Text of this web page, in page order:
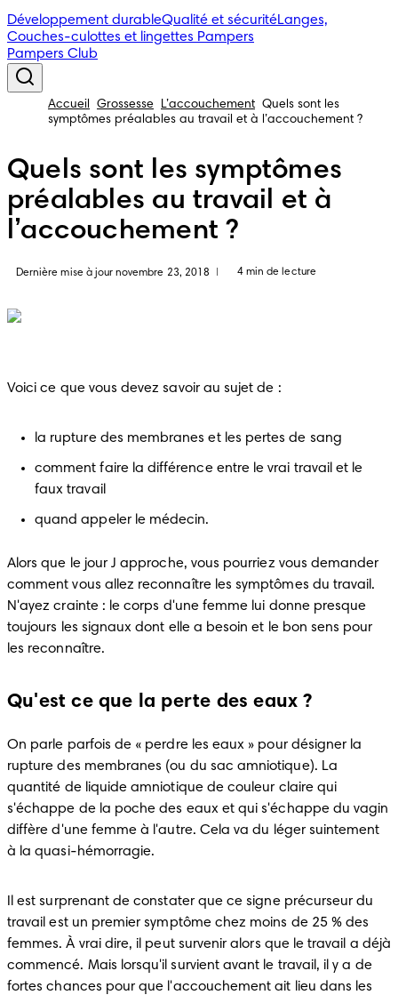
Développement durableQualité et sécuritéLanges,
Couches-culottes et lingettes Pampers
Pampers Club
Accueil Grossesse L’accouchement Quels sont les
symptômes préalables au travail et à l’accouchement ?
Quels sont les symptômes
préalables au travail et à
l’accouchement ?
Dernière mise à jour novembre 23, 2018 4 min de lecture
Voici ce que vous devez savoir au sujet de :
la rupture des membranes et les pertes de sang
comment faire la différence entre le vrai travail et le
faux travail
quand appeler le médecin.
Alors que le jour J approche, vous pourriez vous demander
comment vous allez reconnaître les symptômes du travail.
N'ayez crainte : le corps d'une femme lui donne presque
toujours les signaux dont elle a besoin et le bon sens pour
les reconnaître.
Qu'est ce que la perte des eaux ?
On parle parfois de « perdre les eaux » pour désigner la
rupture des membranes (ou du sac amniotique). La
quantité de liquide amniotique de couleur claire qui
s'échappe de la poche des eaux et qui s'échappe du vagin
diffère d'une femme à l'autre. Cela va du léger suintement
à la quasi-hémorragie.
Il est surprenant de constater que ce signe précurseur du
travail est un premier symptôme chez moins de 25 % des
femmes. À vrai dire, il peut survenir alors que le travail a déjà
commencé. Mais lorsqu'il survient avant le travail, il y a de
fortes chances pour que l'accouchement ait lieu dans les